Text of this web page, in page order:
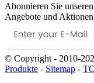
Abonnieren Sie
Angebote und
© Copyright - 2010-
Produkte - Sitemap -